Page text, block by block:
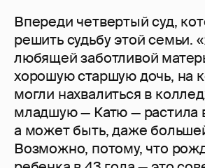
Впереди четвертый суд,
решить судьбу этой семьи.
любящей заботливой
хорошую старшую дочь, на
могли нахвалиться в
младшую — Катю — растила
а может быть, даже
Возможно, потому, что